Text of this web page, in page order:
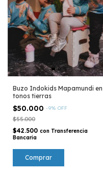
Buzo Indokids Mapamundi en
tonos tierras
$50.000 -9% OFF
$55.000
$42.500 con Transferencia
Bancaria
Comprar